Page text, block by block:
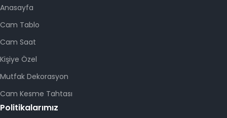
Anasayfa
Cam Tablo
Cam Saat
Kişiye Özel
Mutfak Dekorasyon
Cam Kesme Tahtası
Politikalarımız